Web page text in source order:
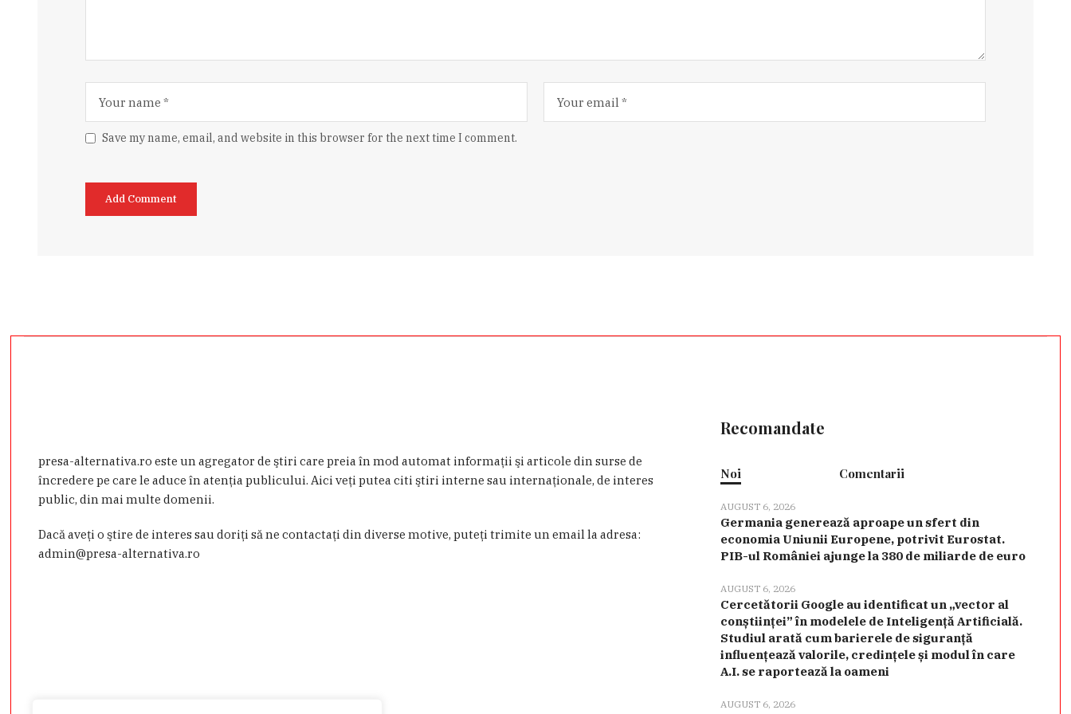
Save my name, email, and website in this browser for the next time I comment.
presa-alternativa.ro este un agregator de ştiri care preia în mod automat informaţii şi articole din surse de
încredere pe care le aduce în atenţia publicului. Aici veţi putea citi ştiri interne sau internaţionale, de interes
public, din mai multe domenii.
Dacă aveţi o ştire de interes sau doriţi să ne contactaţi din diverse motive, puteţi trimite un email la adresa:
admin@presa-alternativa.ro
Recomandate
Noi Comentarii
AUGUST 6, 2026
Germania generează aproape un sfert din
economia Uniunii Europene, potrivit Eurostat.
PIB-ul României ajunge la 380 de miliarde de euro
AUGUST 6, 2026
Cercetătorii Google au identificat un „vector al
conștiinței” în modelele de Inteligență Artificială.
Studiul arată cum barierele de siguranță
influențează valorile, credințele și modul în care
A.I. se raportează la oameni
AUGUST 6, 2026